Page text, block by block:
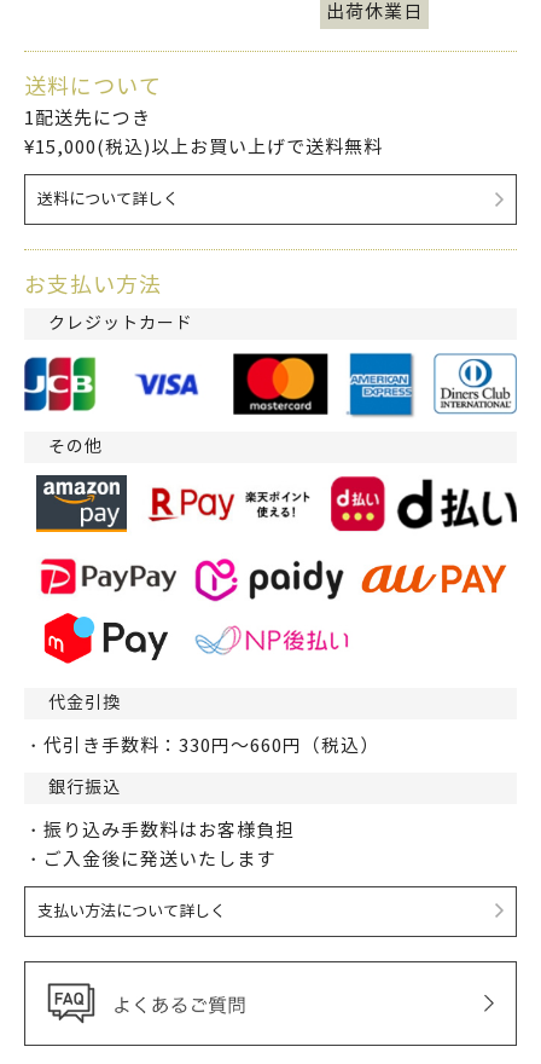
出荷休業日
送料について
1配送先につき
¥15,000(税込)以上お買い上げで送料無料
送料について詳しく
お支払い方法
クレジットカード
その他
代金引換
・代引き手数料：330円～660円（税込）
銀行振込
・振り込み手数料はお客様負担
・ご入金後に発送いたします
支払い方法について詳しく